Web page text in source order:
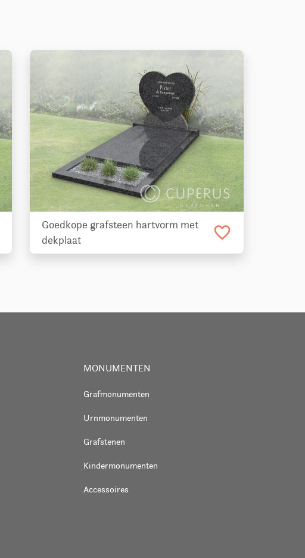
Goedkope grafsteen hartvorm met
dekplaat
favorite_border
MONUMENTEN
Grafmonumenten
Urnmonumenten
Grafstenen
Kindermonumenten
Accessoires